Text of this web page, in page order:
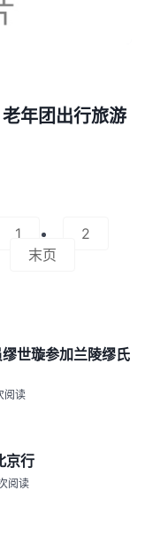
年团出行旅游
1
2
末页
世璇参加兰陵缪氏
阅读
京行
阅读